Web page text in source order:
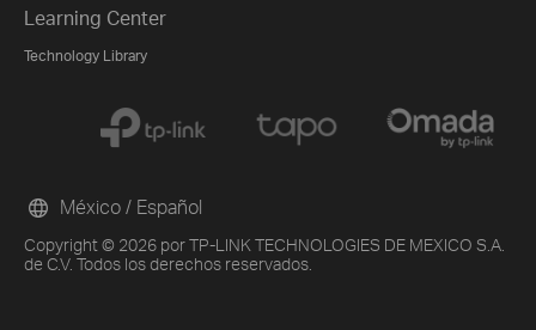
Learning Center
Technology Library
Copyright © 2026 por TP-LINK TECHNOLOGIES DE MEXICO S.A.
de C.V. Todos los derechos reservados.
México / Español